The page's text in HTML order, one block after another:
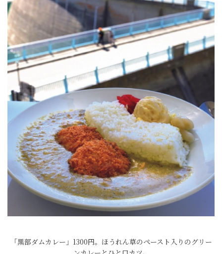
「黒部ダムカレー」1300円。ほうれん草のペースト入りのグリー